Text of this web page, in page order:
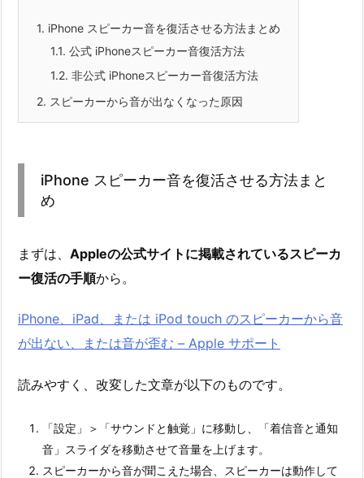
1. iPhone スピーカー音を復活させる方法まとめ
1.1. 公式 iPhoneスピーカー音復活方法
1.2. 非公式 iPhoneスピーカー音復活方法
2. スピーカーから音が出なくなった原因
iPhone スピーカー音を復活させる方法まと
め
まずは、 Appleの公式サイトに掲載されているスピーカ
ー復活の手順から。
iPhone、iPad、または iPod touch のスピーカーから音
が出ない、または音が歪む – Apple サポート
読みやすく、改変した文章が以下のものです。
「設定」＞「サウンドと触覚」に移動し、「着信音と通知
音」スライダを移動させて音量を上げます。
スピーカーから音が聞こえた場合、スピーカーは動作して